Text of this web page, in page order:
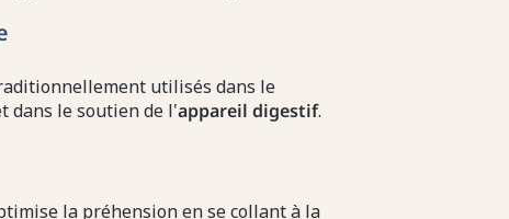
utilisés dans le
dans le soutien de l'appareil digestif.
la préhension en se collant à la